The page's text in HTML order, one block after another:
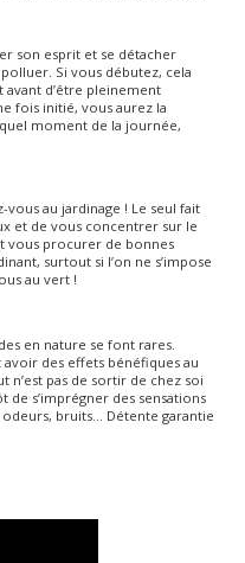
son esprit et se détacher
Si vous débutez, cela
avant d’être pleinement
fois initié, vous aurez la
moment de la journée,
au jardinage ! Le seul fait
et de vous concentrer sur le
vous procurer de bonnes
surtout si l’on ne s’impose
au vert !
en nature se font rares.
des effets bénéfiques au
n’est pas de sortir de chez soi
de s’imprégner des sensations
odeurs, bruits… Détente garantie